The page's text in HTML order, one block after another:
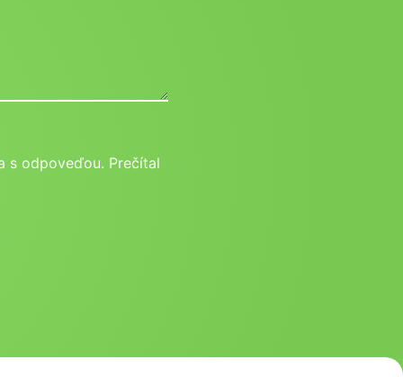
s odpoveďou. Prečítal